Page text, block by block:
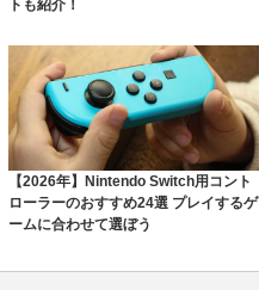
トも紹介！
【2026年】Nintendo Switch用コント
ローラーのおすすめ24選 プレイするゲ
ームに合わせて選ぼう